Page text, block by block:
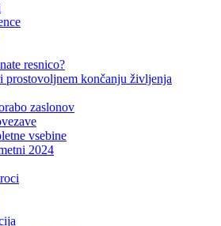
resnico?
prostovoljnem končanju življenja
zaslonov
vsebine
2024